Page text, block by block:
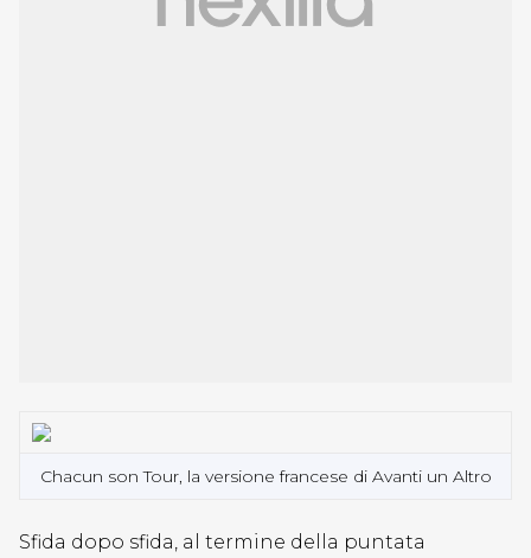
Chacun son Tour, la versione francese di Avanti un Altro
Sfida dopo sfida, al termine della puntata